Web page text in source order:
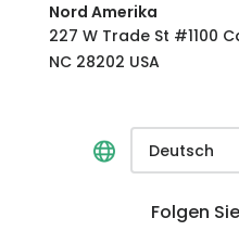
Nord Amerika
227 W Trade St #1100
NC 28202 USA
Deutsch
Folgen Sie